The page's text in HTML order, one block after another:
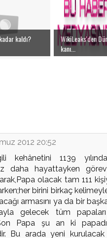
kaldı?
WikiLeaks'den
kanı...
2012 20:52
kehânetini 1139
daha hayattayken
olacak tam 111
birini birkaç
armasını ya da bir
gelecek tüm
Papa şu an ki
Bu arada yeni